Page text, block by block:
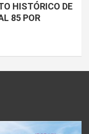
HISTÓRICO DE
85 POR